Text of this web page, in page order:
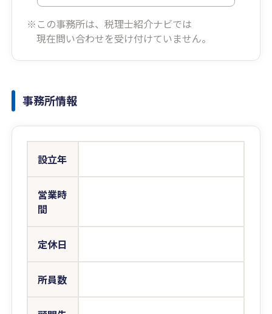
※この事務所は、税理士紹介ナビでは
現在問い合わせを受け付けていません。
事務所情報
設立年
営業時
間
定休日
所員数